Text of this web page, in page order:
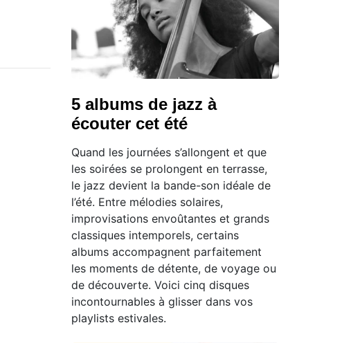
5 albums de jazz à
écouter cet été
Quand les journées s’allongent et que
les soirées se prolongent en terrasse,
le jazz devient la bande-son idéale de
l’été. Entre mélodies solaires,
improvisations envoûtantes et grands
classiques intemporels, certains
albums accompagnent parfaitement
les moments de détente, de voyage ou
de découverte. Voici cinq disques
incontournables à glisser dans vos
playlists estivales.